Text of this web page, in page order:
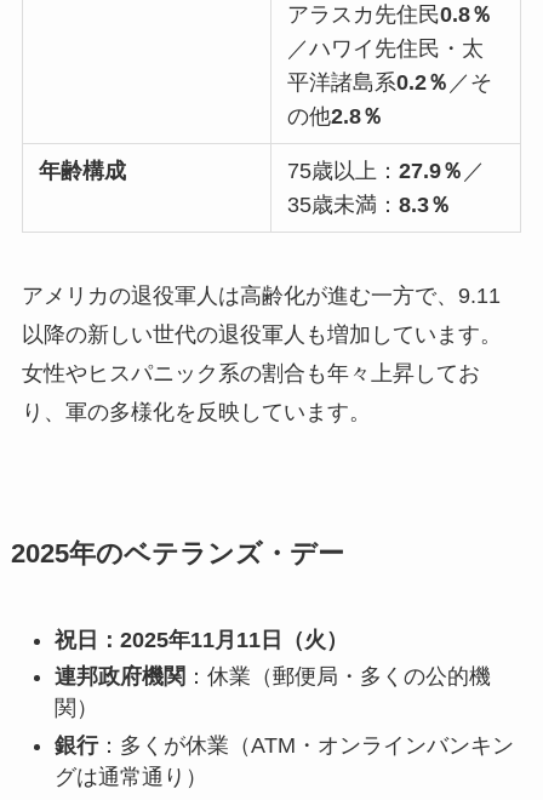
アラスカ先住民0.8％
／ハワイ先住民・太
平洋諸島系0.2％ ／そ
の他2.8％
年齢構成 75歳以上：27.9％ ／
35歳未満：8.3％
アメリカの退役軍人は高齢化が進む一方で、9.11
以降の新しい世代の退役軍人も増加しています。
女性やヒスパニック系の割合も年々上昇してお
り、軍の多様化を反映しています。
2025年のベテランズ・デー
祝日：2025年11月11日（火）
連邦政府機関 ：休業（郵便局・多くの公的機
関）
銀行：多くが休業（ATM・オンラインバンキン
グは通常通り）